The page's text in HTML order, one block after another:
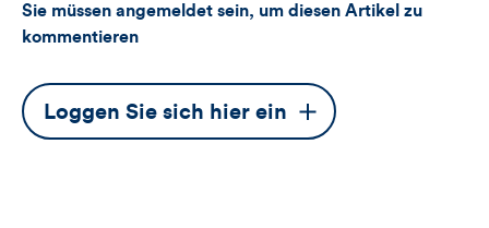
Sie müssen angemeldet sein, um diesen Artikel zu
kommentieren
Dieser
Button
Loggen Sie sich hier ein